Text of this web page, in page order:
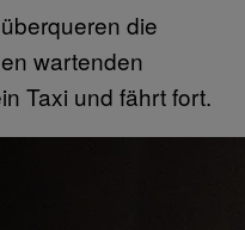
die
wartenden
Taxi und fährt fort.